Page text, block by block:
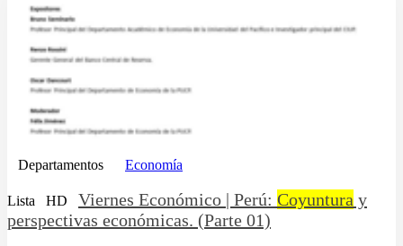
Departamentos Economía
Lista HD Viernes Económico | Perú: Coyuntura y
perspectivas económicas. (Parte 01)